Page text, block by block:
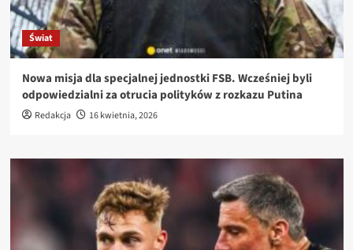
Świat
Nowa misja dla specjalnej jednostki FSB. Wcześniej byli
odpowiedzialni za otrucia polityków z rozkazu Putina
Redakcja 16 kwietnia, 2026